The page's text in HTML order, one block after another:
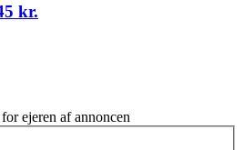
kr.
ejeren af annoncen